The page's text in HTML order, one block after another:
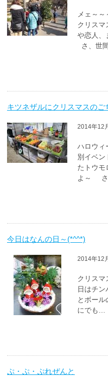
メェ～
クリスマ
や恋人、
さ、世
キツネザルにクリスマスのご
2014年12
ハロウィ
別イベ
たトウモ
よ～ さ
今日はなんの日～(*^^*)
2014年12
クリスマ
日はチン
とボー
にでも…
ぷ・ぷ・ぷれぜんと